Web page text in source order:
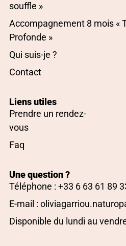
souffle »
Accompagnement 8 mois «
Profonde »
Qui suis-je ?
Contact
Liens utiles
Prendre un rendez-
vous
Faq
Une question ?
Téléphone : +33 6 63 61 89
E-mail :
Disponible du lundi au